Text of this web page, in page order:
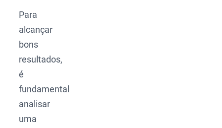
Para
alcançar
bons
resultados,
é
fundamental
analisar
uma